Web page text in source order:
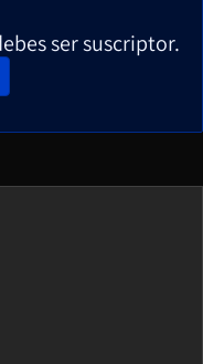
ser suscriptor.
WINDOW